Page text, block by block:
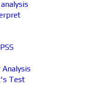
Test